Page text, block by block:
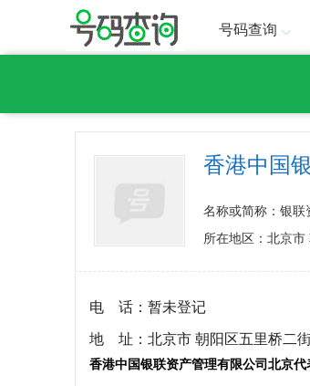
号码查询
香港中国
名称或简称：银联
所在地区：北京市
电 话： 暂未登记
地 址： 北京市 朝阳区五里桥二
香港中国银联资产管理有限公司北京代